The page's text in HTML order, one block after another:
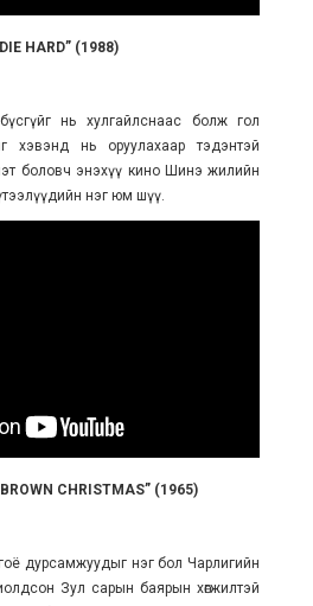
HARD” (1988)
нь хулгайлснаас болж гол
хэвэнд нь оруулахаар тэдэнтэй
боловч энэхүү кино Шинэ жилийн
нэг юм шүү.
CHRISTMAS” (1965)
дурсамжуудыг нэг бол Чарлигийн
Зул сарын баярын хөгжилтэй